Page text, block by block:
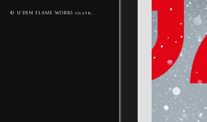
© U'DEN FLAME WORKS co.ltd,.